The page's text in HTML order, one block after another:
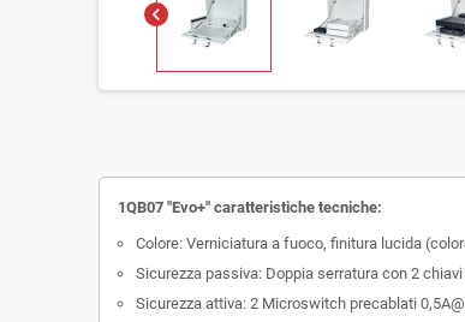
chevron_left
1QB07 "Evo+" caratteristiche tecniche:
Colore: Verniciatura a fuoco, finitura lucida
Sicurezza passiva: Doppia serratura con 2
Sicurezza attiva: 2 Microswitch precablati